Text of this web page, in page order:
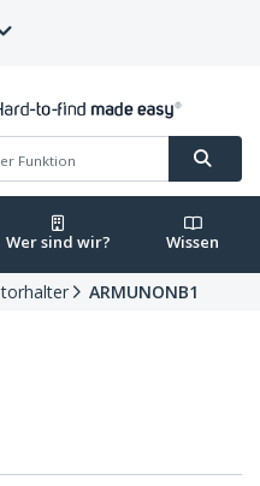
Wer sind wir? Wissen
ARMUNONB1